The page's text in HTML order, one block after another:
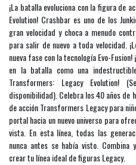
¡La batalla evoluciona con la figura de
Evolution! Crashbar es uno de los
gran velocidad y choca a menudo
para salir de nuevo a toda velocidad.
nueva fase con la tecnología Evo-
en la batalla como una
Transformers: Legacy Evolution!
disponibilidad). Celebra los 40 años
de acción Transformers Legacy para
portal hacia un nuevo universo para
vista. En esta línea, todas las
nunca antes se había visto. Combina
crear tu línea ideal de figuras Legacy.